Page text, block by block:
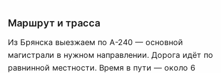
Маршрут и трасса
Из Брянска выезжаем по А-240 — основной
магистрали в нужном направлении. Дорога идёт по
равнинной местности. Время в пути — около 6